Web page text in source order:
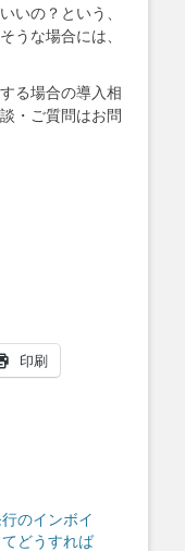
いの？という、
うな場合には、
る場合の導入相
・ご質問はお問
印刷
のインボイ
どうすれば